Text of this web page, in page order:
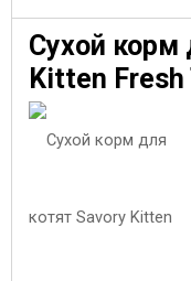
Сухой корм
Kitten